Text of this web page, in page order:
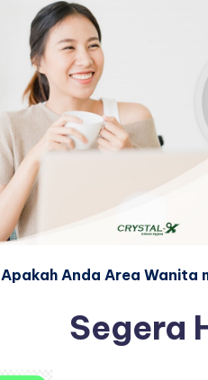
Apakah Anda Area Wanita
Segera